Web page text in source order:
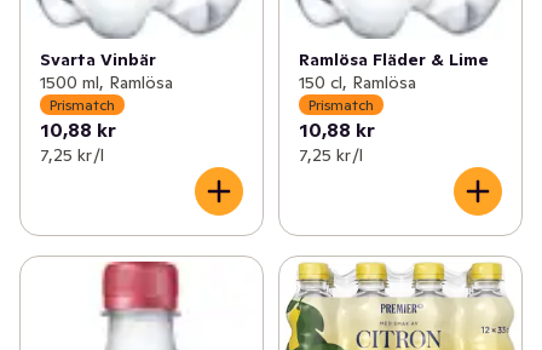
Svarta Vinbär
1500 ml, Ramlösa
Prismatch
10,88 kr
7,25 kr /l
Ramlösa Fläder & Lime
150 cl, Ramlösa
Prismatch
10,88 kr
7,25 kr /l